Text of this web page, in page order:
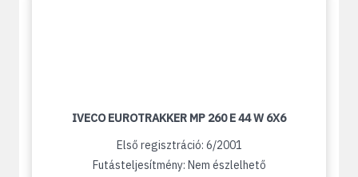
IVECO EUROTRAKKER MP 260 E 44 W 6X6
Első regisztráció: 6/2001
Futásteljesítmény: Nem észlelhető